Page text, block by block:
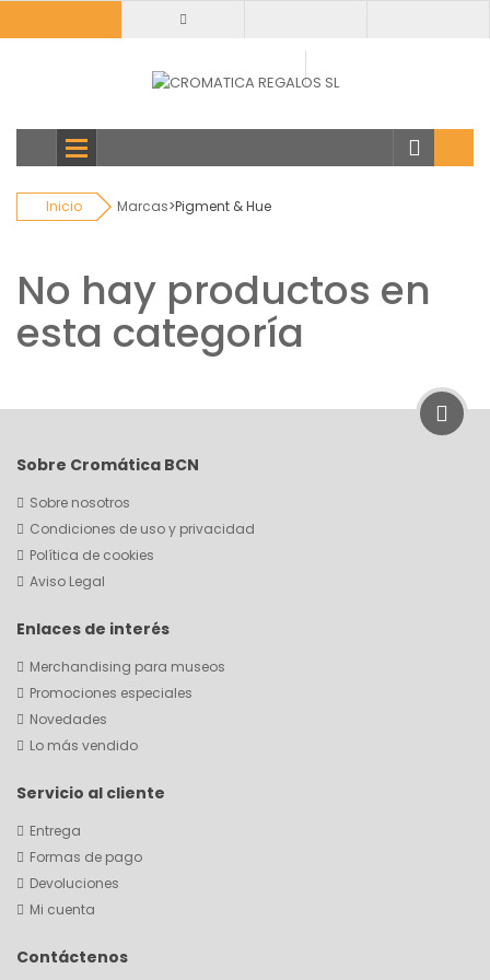
categorias
Inicio Marcas>Pigment & Hue
No hay productos en
esta categoría
Sobre Cromática BCN
Sobre nosotros
Condiciones de uso y privacidad
Política de cookies
Aviso Legal
Enlaces de interés
Merchandising para museos
Promociones especiales
Novedades
Lo más vendido
Servicio al cliente
Entrega
Formas de pago
Devoluciones
Mi cuenta
Contáctenos